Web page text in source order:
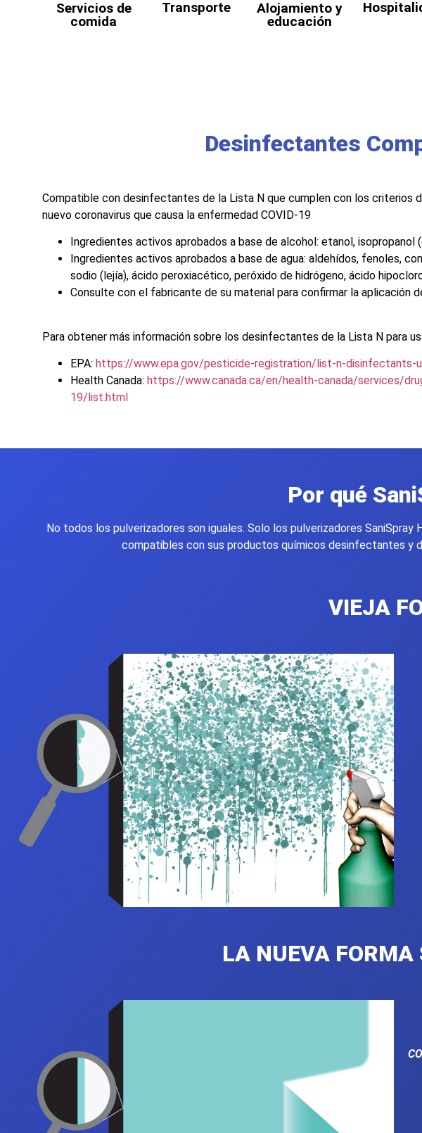
Servicios de
comida
Transporte
Alojamiento y
educación
Desinfectantes
Compatible con desinfectantes de la Lista N que cumplen con los criterios
nuevo coronavirus que causa la enfermedad COVID-19
Ingredientes activos aprobados a base de alcohol: etanol, isopropanol
Ingredientes activos aprobados a base de agua: aldehídos, fenoles,
sodio (lejía), ácido peroxiacético, peróxido de hidrógeno, ácido
Consulte con el fabricante de su material para confirmar la aplicación
Para obtener más información sobre los desinfectantes de la Lista N para
EPA: https://www.epa.gov/pesticide-registration/list-n-disinfectants-
Health Canada: https://www.canada.ca/en/health-canada/services/
19/list.html
Por qué
No todos los pulverizadores son iguales. Solo los pulverizadores
compatibles con sus productos químicos desinfectantes y
VIEJA
LA NUEVA